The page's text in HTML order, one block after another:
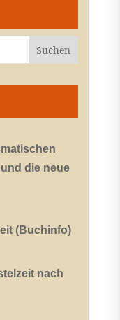
die neue
(Buchinfo)
nach